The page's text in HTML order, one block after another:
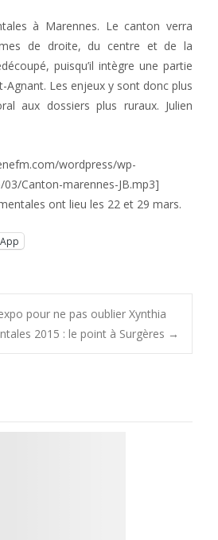
à Marennes. Le canton verra
de droite, du centre et de la
puisqu’il intègre une partie
Agnant. Les enjeux y sont donc plus
aux dossiers plus ruraux. Julien
wordpress/wp-
Canton-marennes-JB.mp3]
ont lieu les 22 et 29 mars.
pour ne pas oublier Xynthia
2015 : le point à Surgères →